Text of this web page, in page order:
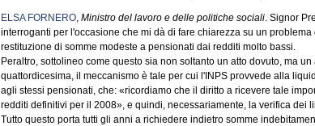
ELSA FORNERO, Ministro del lavoro e delle politiche sociali. Signor
interroganti per l'occasione che mi dà di fare chiarezza su un
restituzione di somme modeste a pensionati dai redditi molto bassi.
Peraltro, sottolineo come questo sia non soltanto un atto dovuto, ma
quattordicesima, il meccanismo è tale per cui l'INPS provvede alla
agli stessi pensionati, che: «ricordiamo che il diritto a ricevere tale
redditi definitivi per il 2008», e quindi, necessariamente, la verifica dei
Tutto questo porta tutti gli anni a richiedere indietro somme